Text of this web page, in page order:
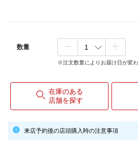
数量
※注文数量によりお届け日が変わ
在庫のある
店舗を探す
来店予約後の店頭購入時の注意事項